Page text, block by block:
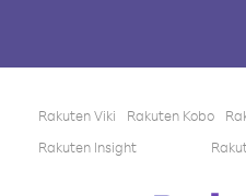
Rakuten Viki Rakuten Kobo
Rakuten Insight